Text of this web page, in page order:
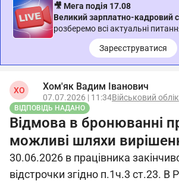
🎥 Мега подія 17.08
Великий зарплатно-кадровий
розберемо всі актуальні
Зареєструватися
ХО Хом'як Вадим Іванович
07.07.2026 | 11:34Військовий облік
ВІДПОВІДЬ НАДАНО
Відмова в бронюванні
можливі шляхи
30.06.2026 в працівника
відстрочки згідно п.1ч.3 ст.23. В